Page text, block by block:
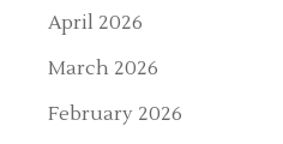
April 2026
March 2026
February 2026